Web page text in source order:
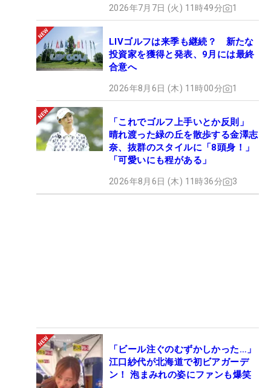
2026年7月7日 (火) 11時49分 1
LIVゴルフは来季も継続？ 新たな
投資家を獲得と発表、9月には最終
合意へ
2026年8月6日 (木) 11時00分 1
「これでゴルフ上手いとか反則」
晴れ渡った緑の丘を散歩する金澤志
奈、抜群のスタイルに「8頭身！」
「可愛いにも程がある」
2026年8月6日 (木) 11時36分 3
「ビール注ぐのむずかしかった…」
江口紗代が北海道で初ビアガーデ
ン！ 泡まみれの姿にファンも爆笑